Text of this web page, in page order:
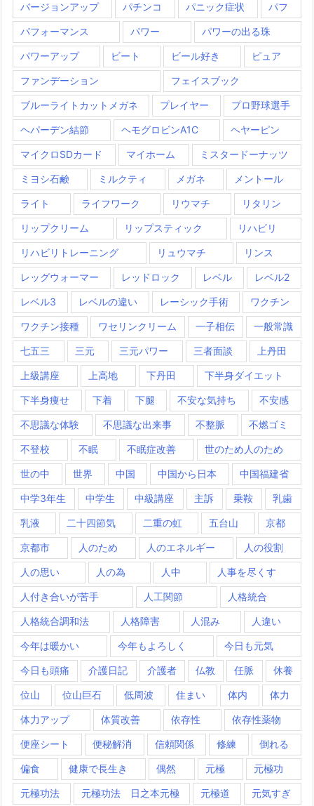
バージョンアップ パチンコ パニック症状 パフ
パフォーマンス パワー パワーの出る珠
パワーアップ ビート ビール好き ピュア
ファンデーション フェイスブック
ブルーライトカットメガネ プレイヤー プロ野球選手
ヘパーデン結節 ヘモグロビンA1C ヘヤーピン
マイクロSDカード マイホーム ミスタードーナッツ
ミヨシ石鹸 ミルクティ メガネ メントール
ライト ライフワーク リウマチ リタリン
リップクリーム リップスティック リハビリ
リハビリトレーニング リュウマチ リンス
レッグウォーマー レッドロック レベル レベル2
レベル3 レベルの違い レーシック手術 ワクチン
ワクチン接種 ワセリンクリーム 一子相伝 一般常識
七五三 三元 三元パワー 三者面談 上丹田
上級講座 上高地 下丹田 下半身ダイエット
下半身痩せ 下着 下腿 不安な気持ち 不安感
不思議な体験 不思議な出来事 不整脈 不燃ゴミ
不登校 不眠 不眠症改善 世のため人のため
世の中 世界 中国 中国から日本 中国福建省
中学3年生 中学生 中級講座 主訴 乗鞍 乳歯
乳液 二十四節気 二重の虹 五台山 京都
京都市 人のため 人のエネルギー 人の役割
人の思い 人の為 人中 人事を尽くす
人付き合いが苦手 人工関節 人格統合
人格統合調和法 人格障害 人混み 人違い
今年は暖かい 今年もよろしく 今日も元気
今日も頭痛 介護日記 介護者 仏教 任脈 休養
位山 位山巨石 低周波 住まい 体内 体力
体力アップ 体質改善 依存性 依存性薬物
便座シート 便秘解消 信頼関係 修練 倒れる
偏食 健康で長生き 偶然 元極 元極功
元極功法 元極功法 日之本元極 元極道 元気すぎ